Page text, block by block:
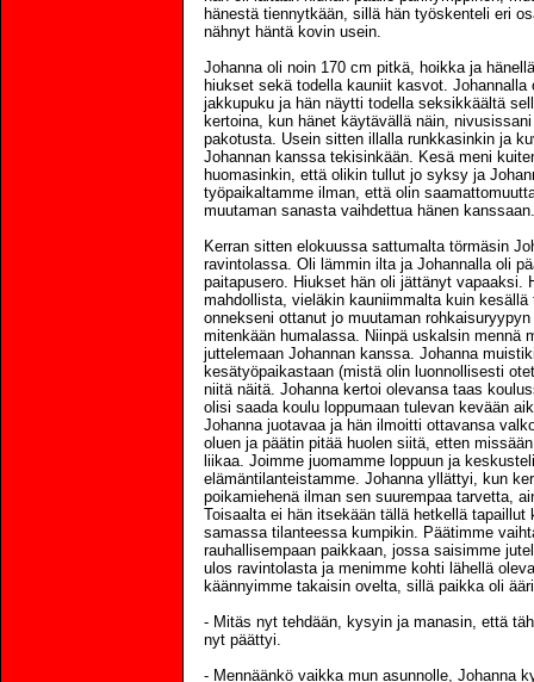
hänestä tiennytkään, sillä hän työskenteli eri
nähnyt häntä kovin usein.
Johanna oli noin 170 cm pitkä, hoikka ja
hiukset sekä todella kauniit kasvot.
jakkupuku ja hän näytti todella seksikkäältä
kertoina, kun hänet käytävällä näin,
pakotusta. Usein sitten illalla runkkasinkin ja
Johannan kanssa tekisinkään. Kesä meni
huomasinkin, että olikin tullut jo syksy ja
työpaikaltamme ilman, että olin
muutaman sanasta vaihdettua hänen kanssaan.
Kerran sitten elokuussa sattumalta törmäsin
ravintolassa. Oli lämmin ilta ja Johannalla oli
paitapusero. Hiukset hän oli jättänyt vapaaksi.
mahdollista, vieläkin kauniimmalta kuin kesällä
onnekseni ottanut jo muutaman
mitenkään humalassa. Niinpä uskalsin mennä
juttelemaan Johannan kanssa. Johanna
kesätyöpaikastaan (mistä olin luonnollisesti
niitä näitä. Johanna kertoi olevansa taas
olisi saada koulu loppumaan tulevan kevään
Johanna juotavaa ja hän ilmoitti ottavansa
oluen ja päätin pitää huolen siitä, etten
liikaa. Joimme juomamme loppuun ja
elämäntilanteistamme. Johanna yllättyi, kun
poikamiehenä ilman sen suurempaa tarvetta,
Toisaalta ei hän itsekään tällä hetkellä tapaillut
samassa tilanteessa kumpikin. Päätimme
rauhallisempaan paikkaan, jossa saisimme
ulos ravintolasta ja menimme kohti lähellä
käännyimme takaisin ovelta, sillä paikka oli
- Mitäs nyt tehdään, kysyin ja manasin, että
nyt päättyi.
- Mennäänkö vaikka mun asunnolle, Johanna